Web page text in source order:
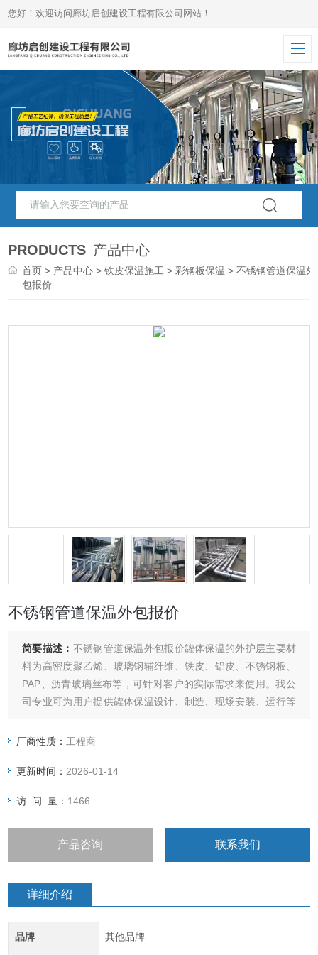
您好！欢迎访问廊坊启创建设工程有限公司网站！
PRODUCTS 产品中心
首页 > 产品中心 >铁皮保温施工 >彩钢板保温 > 不锈钢管道保温外
包报价
不锈钢管道保温外包报价
简要描述： 不锈钢管道保温外包报价罐体保温的外护层主要材
料为高密度聚乙烯、玻璃钢辅纤维、铁皮、铝皮、不锈钢板、
PAP、沥青玻璃丝布等，可针对客户的实际需求来使用。我公
司专业可为用户提供罐体保温设计、制造、现场安装、运行等
厂商性质： 工程商
更新时间： 2026-01-14
访 问 量： 1466
产品咨询 联系我们
详细介绍
品牌 其他品牌